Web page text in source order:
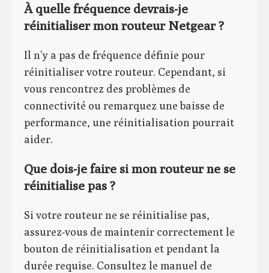
À quelle fréquence devrais-je
réinitialiser mon routeur Netgear ?
Il n’y a pas de fréquence définie pour
réinitialiser votre routeur. Cependant, si
vous rencontrez des problèmes de
connectivité ou remarquez une baisse de
performance, une réinitialisation pourrait
aider.
Que dois-je faire si mon routeur ne se
réinitialise pas ?
Si votre routeur ne se réinitialise pas,
assurez-vous de maintenir correctement le
bouton de réinitialisation et pendant la
durée requise. Consultez le manuel de